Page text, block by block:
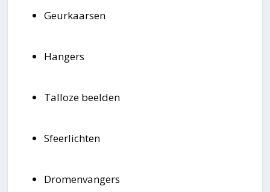
Geurkaarsen
Hangers
Talloze beelden
Sfeerlichten
Dromenvangers